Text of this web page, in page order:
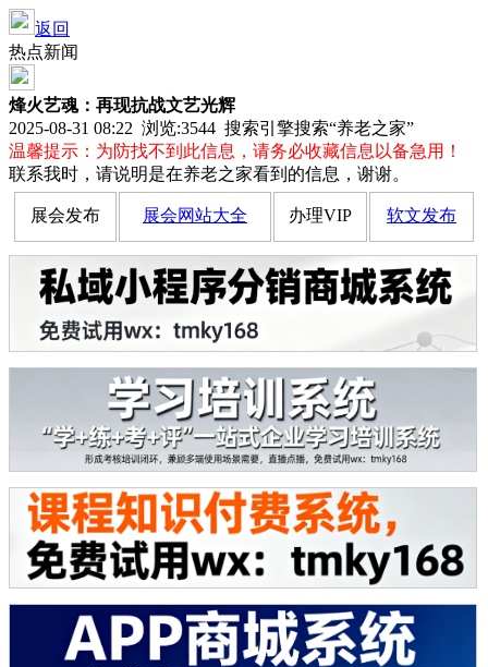
返回
热点新闻
烽火艺魂：再现抗战文艺光辉
2025-08-31 08:22 浏览:3544 搜索引擎搜索“养老之家”
温馨提示：为防找不到此信息，请务必收藏信息以备急用！
联系我时，请说明是在养老之家看到的信息，谢谢。
展会发布 展会网站大全 办理VIP 软文发布